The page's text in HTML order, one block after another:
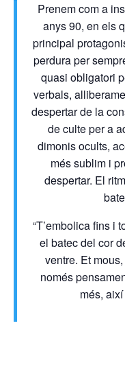
Prenem com a
anys 90, en els
principal
perdura per
quasi obligatori
verbals,
despertar de la
de culte per a
dimonis ocults,
més sublim i
despertar. El
“T’embolica fins i
el batec del cor
ventre. Et
només
més,